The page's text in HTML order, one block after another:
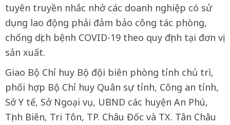
tuyên truyền nhắc nhở các doanh nghiệp có sử
dụng lao động phải đảm bảo công tác phòng,
chống dịch bệnh COVID-19 theo quy định tại đơn vị
sản xuất.
Giao Bộ Chỉ huy Bộ đội biên phòng tỉnh chủ trì,
phối hợp Bộ Chỉ huy Quân sự tỉnh, Công an tỉnh,
Sở Y tế, Sở Ngoại vụ, UBND các huyện An Phú,
Tịnh Biên, Tri Tôn, TP. Châu Đốc và TX. Tân Châu